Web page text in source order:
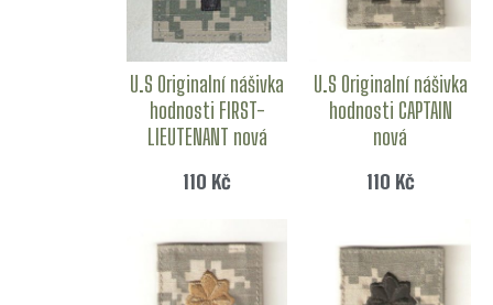
U.S Originalní nášivka
hodnosti FIRST-
LIEUTENANT nová
110 Kč
U.S Originalní nášivka
hodnosti CAPTAIN
nová
110 Kč